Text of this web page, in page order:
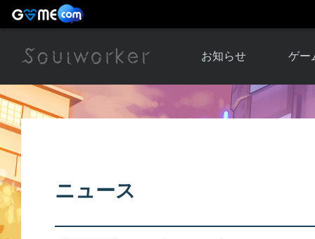
お知らせ
お知らせ一覧
ゲー
ソウ
アップ
ニュース